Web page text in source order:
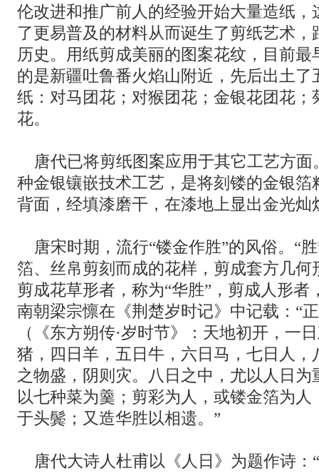
伦改进和推广前人的经验开始大量造纸，
了更易普及的材料从而诞生了剪纸艺术，
历史。用纸剪成美丽的图案花纹，目前最
的是新疆吐鲁番火焰山附近，先后出土了
纸：对马团花；对猴团花；金银花团花；
花。
唐代已将剪纸图案应用于其它工艺方面
种金银镶嵌技术工艺，是将刻镂的金银箔
背面，经填漆磨干，在漆地上显出金光灿
唐宋时期，流行“镂金作胜”的风俗。“
箔、丝帛剪刻而成的花样，剪成套方几何
剪成花草形者，称为“华胜”，剪成人形者
南朝梁宗懔在《荆楚岁时记》中记载：“
（《东方朔传·岁时节》：天地初开，一
猪，四日羊，五日牛，六日马，七日人，
之物盛，阴则灾。八日之中，尤以人日为
以七种菜为羹；剪彩为人，或镂金箔为人
于头鬓；又造华胜以相遗。”
唐代大诗人杜甫以《人日》为题作诗：